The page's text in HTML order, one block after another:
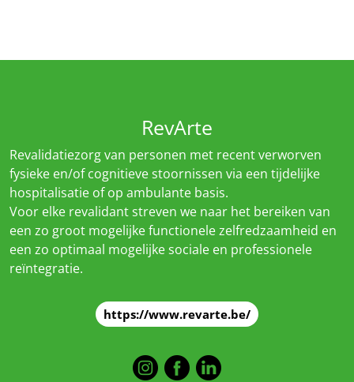
RevArte
Revalidatiezorg van personen met recent verworven
fysieke en/of cognitieve stoornissen via een tijdelijke
hospitalisatie of op ambulante basis.
Voor elke revalidant streven we naar het bereiken van
een zo groot mogelijke functionele zelfredzaamheid en
een zo optimaal mogelijke sociale en professionele
reïntegratie.
https://www.revarte.be/